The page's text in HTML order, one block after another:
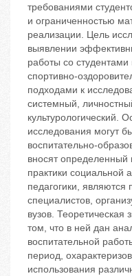
требованиями
и ограниченностью
реализации. Цель
выявлении
работы со студентами
спортивно-
подходами к
системный,
культурологический.
исследования могут
воспитательно-
вносят определенный
практики социальной
педагогики,
специалистов,
вузов. Теоретическая
том, что в ней дан
воспитательной
период,
использования